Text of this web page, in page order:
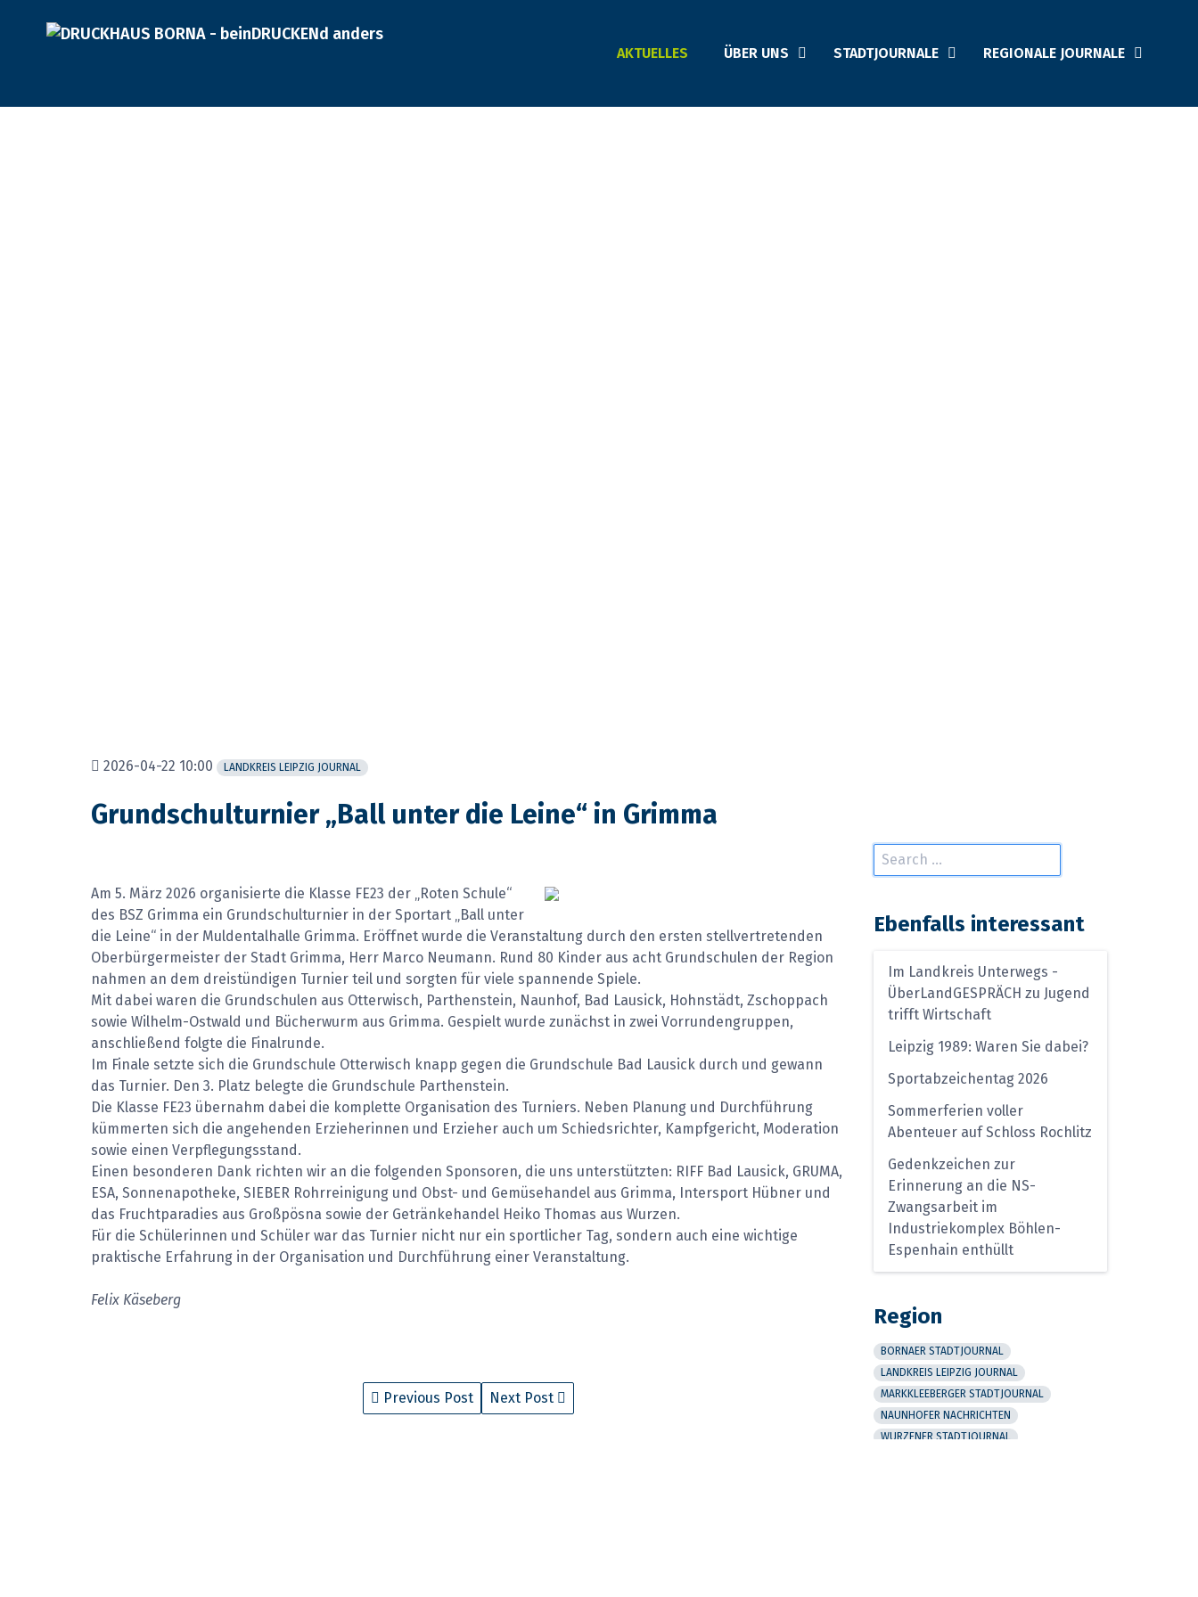
AKTUELLES ÜBER UNS STADTJOURNALE REGIONALE JOURNALE
2026-04-22 10:00 LANDKREIS LEIPZIG JOURNAL
Grundschulturnier „Ball unter die Leine“ in Grimma
Am 5. März 2026 organisierte die Klasse FE23 der „Roten Schule“
des BSZ Grimma ein Grundschulturnier in der Sportart „Ball unter
die Leine“ in der Muldentalhalle Grimma. Eröffnet wurde die Veranstaltung durch den ersten stellvertretenden
Oberbürgermeister der Stadt Grimma, Herr Marco Neumann. Rund 80 Kinder aus acht Grundschulen der Region
nahmen an dem dreistündigen Turnier teil und sorgten für viele spannende Spiele.
Mit dabei waren die Grundschulen aus Otterwisch, Parthenstein, Naunhof, Bad Lausick, Hohnstädt, Zschoppach
sowie Wilhelm-Ostwald und Bücherwurm aus Grimma. Gespielt wurde zunächst in zwei Vorrundengruppen,
anschließend folgte die Finalrunde.
Im Finale setzte sich die Grundschule Otterwisch knapp gegen die Grundschule Bad Lausick durch und gewann
das Turnier. Den 3. Platz belegte die Grundschule Parthenstein.
Die Klasse FE23 übernahm dabei die komplette Organisation des Turniers. Neben Planung und Durchführung
kümmerten sich die angehenden Erzieherinnen und Erzieher auch um Schiedsrichter, Kampfgericht, Moderation
sowie einen Verpflegungsstand.
Einen besonderen Dank richten wir an die folgenden Sponsoren, die uns unterstützten: RIFF Bad Lausick, GRUMA,
ESA, Sonnenapotheke, SIEBER Rohrreinigung und Obst- und Gemüsehandel aus Grimma, Intersport Hübner und
das Fruchtparadies aus Großpösna sowie der Getränkehandel Heiko Thomas aus Wurzen.
Für die Schülerinnen und Schüler war das Turnier nicht nur ein sportlicher Tag, sondern auch eine wichtige
praktische Erfahrung in der Organisation und Durchführung einer Veranstaltung.
Felix Käseberg
Previous Post Next Post
Ebenfalls interessant
Im Landkreis Unterwegs -
ÜberLandGESPRÄCH zu Jugend
trifft Wirtschaft
Leipzig 1989: Waren Sie dabei?
Sportabzeichentag 2026
Sommerferien voller
Abenteuer auf Schloss Rochlitz
Gedenkzeichen zur
Erinnerung an die NS-
Zwangsarbeit im
Industriekomplex Böhlen-
Espenhain enthüllt
Region
BORNAER STADTJOURNAL
LANDKREIS LEIPZIG JOURNAL
MARKKLEEBERGER STADTJOURNAL
NAUNHOFER NACHRICHTEN
WURZENER STADTJOURNAL